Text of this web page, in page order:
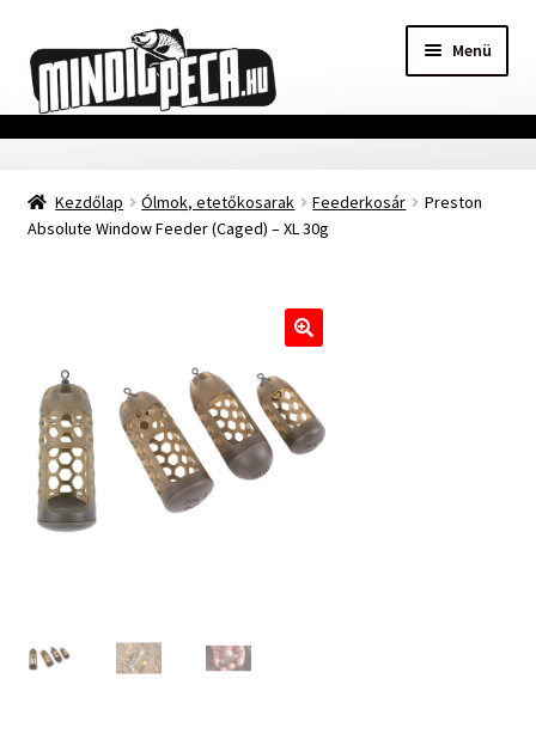
a
navigációhoz
a
tartalomba
Menü
Főoldal
Adatvédelmi nyilatkozat
Kapcsolat
Márkák
Mohosz Versenynaptár 2025
Kezdőlap Ólmok, etetőkosarak Feederkosár
Preston
Absolute Window Feeder (Caged) – XL 30g